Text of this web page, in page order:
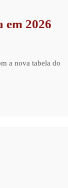
em 2026
a nova tabela do